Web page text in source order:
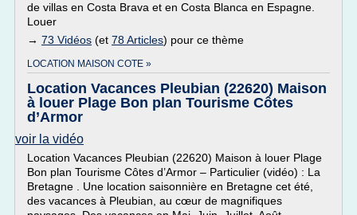
de villas en Costa Brava et en Costa Blanca en Espagne.
Louer
→ 73 Vidéos (et 78 Articles) pour ce thème
LOCATION MAISON COTE »
Location Vacances Pleubian (22620) Maison
à louer Plage Bon plan Tourisme Côtes
d’Armor
voir la vidéo
Location Vacances Pleubian (22620) Maison à louer Plage
Bon plan Tourisme Côtes d’Armor – Particulier (vidéo) : La
Bretagne . Une location saisonnière en Bretagne cet été,
des vacances à Pleubian, au cœur de magnifiques